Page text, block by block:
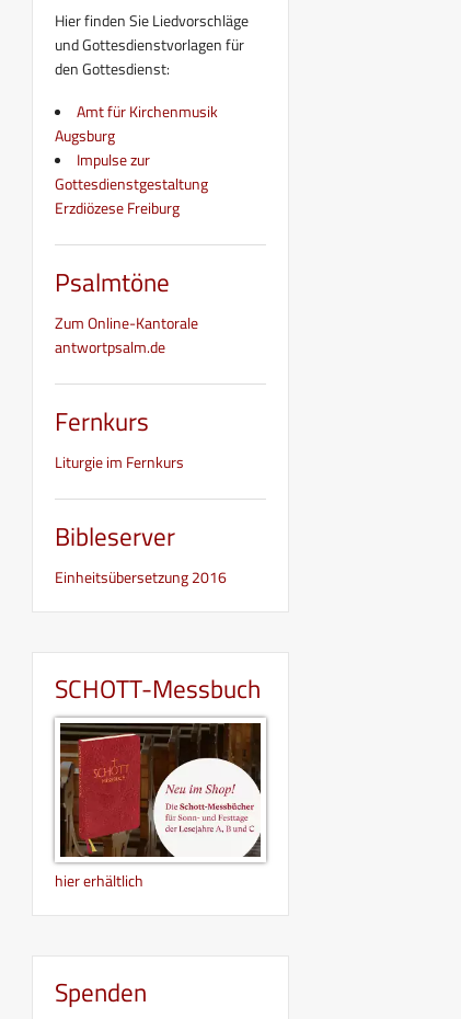
Hier finden Sie Liedvorschläge
und Gottesdienstvorlagen für
den Gottesdienst:
Amt für Kirchenmusik
Augsburg
Impulse zur
Gottesdienstgestaltung
Erzdiözese Freiburg
Psalmtöne
Zum Online-Kantorale
antwortpsalm.de
Fernkurs
Liturgie im Fernkurs
Bibleserver
Einheitsübersetzung 2016
SCHOTT-Messbuch
hier erhältlich
Spenden